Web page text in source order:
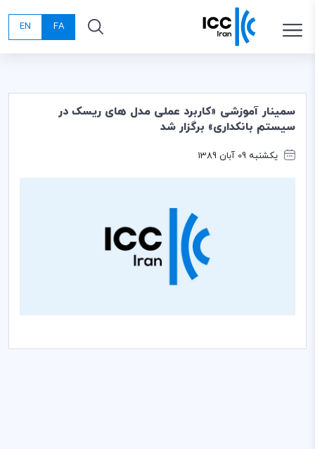
FA
EN
سمینار آموزشی «کاربرد عملی مدل های ریسک در
سیستم بانکداری» برگزار شد
یکشنبه 09 آبان 1389